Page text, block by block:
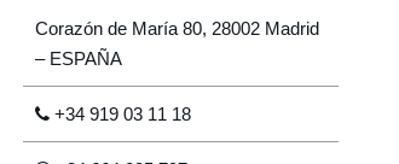
Corazón de María 80, 28002 Madrid
– ESPAÑA
+34 919 03 11 18